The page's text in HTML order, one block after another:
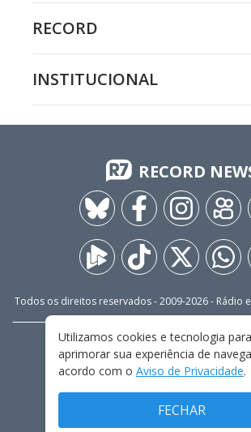
RECORD
INSTITUCIONAL
RECORD
Todos os direitos reservados - 2009-2026- Rádio
FALE CONOSCO
TERMOS E CONDIÇÕES DE USO
Utilizamos cookies e tecnologia para
aprimorar sua experiência de
acordo com o Aviso de Privacidade.
FECHAR